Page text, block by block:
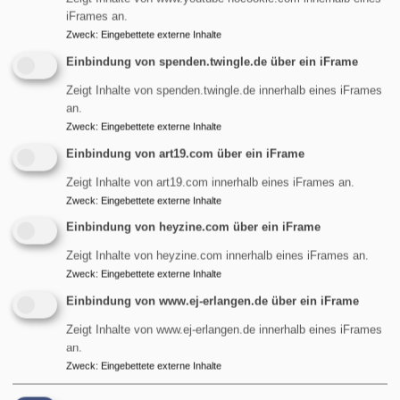
OpenStreetMap ist ein freies Projekt, das frei nutzbare
Geodaten sammelt und in einer Datenbank zur
allgemeinen Nutzung bereitstellt (Open Data). Diese
Dienste werden von der OpenStreetMap Foundation, 132
Maney Hill Road, Sutton Cold­field, West Midlands, B72
1JU, United Kingdom, für die OSM­Gemeinschaft betrieben.
Informationen über die Nutzung dieser Webseite
einschließlich Ihrer IP-Adresse an OpenStreetMap
weitergeleitet. Außerdem wird ein sogenanntes Session-
Cookie in Ihrem Computer gesetzt, das gelöscht wird,
sobald Sie nach Ihrer Sitzung (englisch: Session) den
Browser schließen. Wie OpenStreetMap Ihre Daten
OpenStreetMap.
4. Analyse Tools
Matomo
iFrames an.
Zweck: Eingebettete externe Inhalte
Einbindung von spenden.twingle.de über ein iFrame
Zeigt Inhalte von spenden.twingle.de innerhalb eines iFrames
an.
Zweck: Eingebettete externe Inhalte
Einbindung von art19.com über ein iFrame
Zeigt Inhalte von art19.com innerhalb eines iFrames an.
Zweck: Eingebettete externe Inhalte
Einbindung von heyzine.com über ein iFrame
Zeigt Inhalte von heyzine.com innerhalb eines iFrames an.
Zweck: Eingebettete externe Inhalte
Einbindung von www.ej-erlangen.de über ein iFrame
Zeigt Inhalte von www.ej-erlangen.de innerhalb eines iFrames
an.
Zweck: Eingebettete externe Inhalte